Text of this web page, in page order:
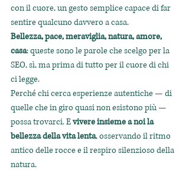
con il cuore, un gesto semplice capace di far
sentire qualcuno davvero a casa.
Bellezza, pace, meraviglia, natura, amore,
casa: queste sono le parole che scelgo per la
SEO, sì, ma prima di tutto per il cuore di chi
ci legge.
Perché chi cerca esperienze autentiche — di
quelle che in giro quasi non esistono più —
possa trovarci. E vivere insieme a noi la
bellezza della vita lenta, osservando il ritmo
antico delle rocce e il respiro silenzioso della
natura.